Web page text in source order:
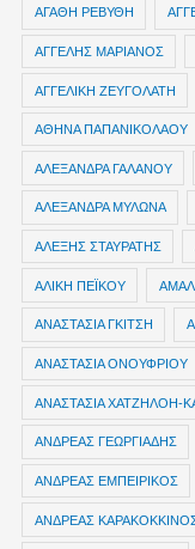
ΑΓΑΘΗ ΡΕΒΥΘΗ
ΑΓΓΕΛΗΣ ΜΑΡΙΑΝΟΣ
ΑΓΓΕΛΙΚΗ ΖΕΥΓΟΛΑΤΗ
ΑΘΗΝΑ ΠΑΠΑΝΙΚΟΛΑΟΥ
ΑΛΕΞΑΝΔΡΑ ΓΑΛΑΝΟΥ
ΑΛΕΞΑΝΔΡΑ ΜΥΛΩΝΑ
ΑΛΕΞΗΣ ΣΤΑΥΡΑΤΗΣ
ΑΛΙΚΗ ΠΕΪΚΟΥ
ΑΝΑΣΤΑΣΙΑ ΓΚΙΤΣΗ
ΑΝΑΣΤΑΣΙΑ ΟΝΟΥΦΡΙΟΥ
ΑΝΑΣΤΑΣΙΑ ΧΑΤΖΗΛΟΗ-
ΑΝΔΡΕΑΣ ΓΕΩΡΓΙΑΔΗΣ
ΑΝΔΡΕΑΣ ΕΜΠΕΙΡΙΚΟΣ
ΑΝΔΡΕΑΣ